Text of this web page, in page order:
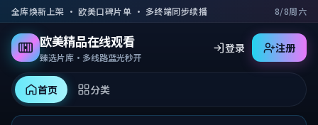
跳到主要内容
全库焕新上架 · 欧美口碑片单 · 多终端同步续播 8/8周六
欧美精品在线观看
臻选片库·多线路蓝光秒开
首页 分类
登录 注册